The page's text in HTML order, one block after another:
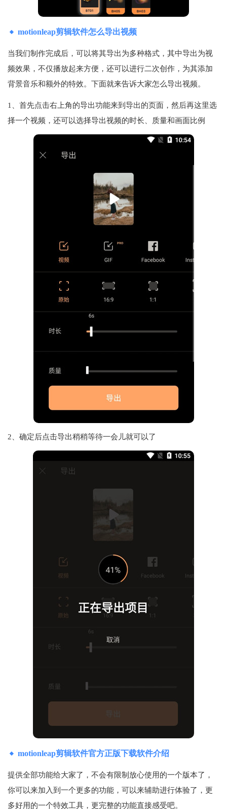
motionleap剪辑软件怎么导出视频
当我们制作完成后，可以将其导出为多种格式，其中导出为视
频效果，不仅播放起来方便，还可以进行二次创作，为其添加
背景音乐和额外的特效。下面就来告诉大家怎么导出视频。
1、首先点击右上角的导出功能来到导出的页面，然后再这里选
择一个视频，还可以选择导出视频的时长、质量和画面比例
2、确定后点击导出稍稍等待一会儿就可以了
motionleap剪辑软件官方正版下载软件介绍
提供全部功能给大家了，不会有限制放心使用的一个版本了，
你可以来加入到一个更多的功能，可以来辅助进行体验了，更
多好用的一个特效工具，更完整的功能直接感受吧。